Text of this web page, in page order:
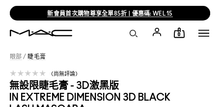
新會員首次購物尊享全單85折 | 優惠碼: WEL15
0
眼部 / 睫毛膏
無設限睫毛膏 - 3D激黑版
IN EXTREME DIMENSION 3D BLACK
尚無評論